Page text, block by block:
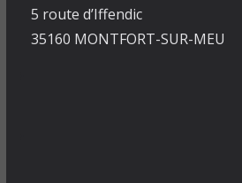
5 route d’Iffendic
35160 MONTFORT-SUR-MEU